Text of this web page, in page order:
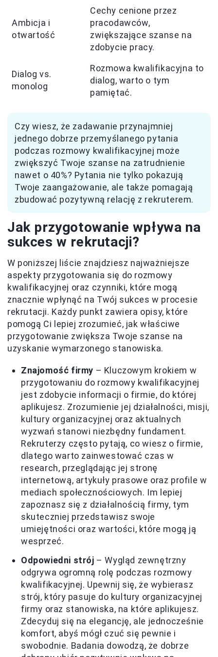
Ambicja i
otwartość
Cechy cenione przez
pracodawców,
zwiększające szanse na
zdobycie pracy.
Dialog vs.
monolog
Rozmowa kwalifikacyjna to
dialog, warto o tym
pamiętać.
Czy wiesz, że zadawanie przynajmniej
jednego dobrze przemyślanego pytania
podczas rozmowy kwalifikacyjnej może
zwiększyć Twoje szanse na zatrudnienie
nawet o 40%? Pytania nie tylko pokazują
Twoje zaangażowanie, ale także pomagają
zbudować pozytywną relację z rekruterem.
Jak przygotowanie wpływa na
sukces w rekrutacji?
W poniższej liście znajdziesz najważniejsze
aspekty przygotowania się do rozmowy
kwalifikacyjnej oraz czynniki, które mogą
znacznie wpłynąć na Twój sukces w procesie
rekrutacji. Każdy punkt zawiera opisy, które
pomogą Ci lepiej zrozumieć, jak właściwe
przygotowanie zwiększa Twoje szanse na
uzyskanie wymarzonego stanowiska.
Znajomość firmy – Kluczowym krokiem w
przygotowaniu do rozmowy kwalifikacyjnej
jest zdobycie informacji o firmie, do której
aplikujesz. Zrozumienie jej działalności, misji,
kultury organizacyjnej oraz aktualnych
wyzwań stanowi niezbędny fundament.
Rekruterzy często pytają, co wiesz o firmie,
dlatego warto zainwestować czas w
research, przeglądając jej stronę
internetową, artykuły prasowe oraz profile w
mediach społecznościowych. Im lepiej
zapoznasz się z działalnością firmy, tym
skuteczniej przedstawisz swoje
umiejętności oraz wartości, które mogą ją
wesprzeć.
Odpowiedni strój – Wygląd zewnętrzny
odgrywa ogromną rolę podczas rozmowy
kwalifikacyjnej. Upewnij się, że wybierasz
strój, który pasuje do kultury organizacyjnej
firmy oraz stanowiska, na które aplikujesz.
Zdecyduj się na elegancję, ale jednocześnie
komfort, abyś mógł czuć się pewnie i
swobodnie. Badania dowodzą, że dobrze